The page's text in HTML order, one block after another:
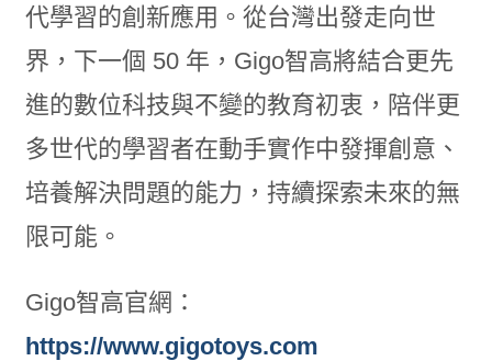
代學習的創新應用。從台灣出發走向世
界，下一個 50 年，Gigo智高將結合更先
進的數位科技與不變的教育初衷，陪伴更
多世代的學習者在動手實作中發揮創意、
培養解決問題的能力，持續探索未來的無
限可能。
Gigo智高官網：
https://www.gigotoys.com